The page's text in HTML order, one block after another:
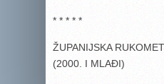
* * * * *
ŽUPANIJSKA
(2000. I MLAĐI)